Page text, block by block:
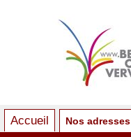
Accueil Nos adresses